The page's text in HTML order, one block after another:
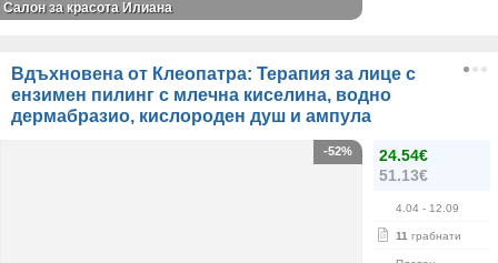
Салон за красота Илиана
Вдъхновена от Клеопатра: Терапия за лице с
ензимен пилинг с млечна киселина, водно
дермабразио, кислороден душ и ампула
24.54€
51.13€
4.04 - 12.09
11 грабнати
-52%